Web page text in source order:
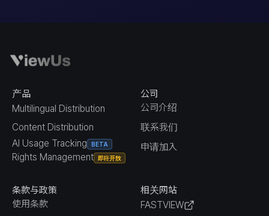
产品
Multilingual Distribution
Content Distribution
AI Usage Tracking
BETA
Rights Management 即将开放
公司
公司介绍
联系我们
申请加入
条款与政策
使用条款
相关网站
FASTVIEW